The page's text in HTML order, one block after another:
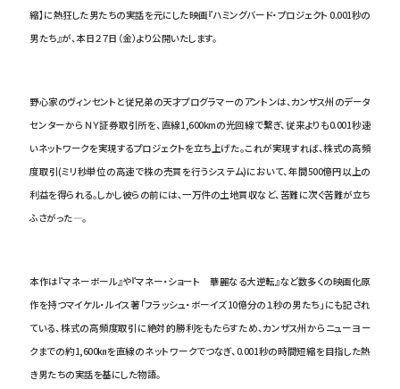
縮】に熱狂した男たちの実話を元にした映画『ハミングバード・プロジェクト 0.001秒の
男たち』が、本日２７日（金）より公開いたします。
野心家のヴィンセントと従兄弟の天才プログラマーのアントンは、カンザス州のデータ
センターからＮＹ証券取引所を、直線1,600kmの光回線で繋ぎ、従来よりも0.001秒速
いネットワークを実現するプロジェクトを立ち上げた。これが実現すれば、株式の高頻
度取引(ミリ秒単位の高速で株の売買を行うシステム)において、年間500億円以上の
利益を得られる。しかし彼らの前には、一万件の土地買収など、苦難に次ぐ苦難が立ち
ふさがった―。
本作は『マネーボール』や『マネー・ショート 華麗なる大逆転』など数多くの映画化原
作を持つマイケル・ルイス著「フラッシュ・ボーイズ 10億分の１秒の男たち」にも記され
ている、株式の高頻度取引に絶対的勝利をもたらすため、カンザス州からニューヨー
クまでの約1,600㎞を直線のネットワークでつなぎ、0.001秒の時間短縮を目指した熱
き男たちの実話を基にした物語。